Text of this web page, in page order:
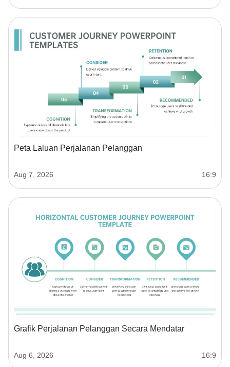
Peta Laluan Perjalanan Pelanggan
Aug 7, 2026 16:9
Grafik Perjalanan Pelanggan Secara Mendatar
Aug 6, 2026 16:9